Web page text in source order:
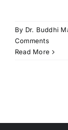
By Dr. Buddhi
Comments
Read More